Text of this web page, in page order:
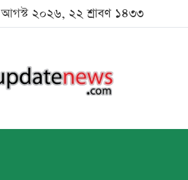
আগস্ট ২০২৬, ২২ শ্রাবণ ১৪৩৩